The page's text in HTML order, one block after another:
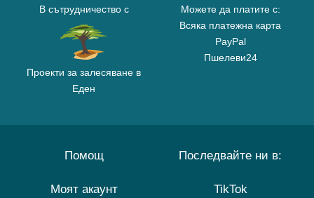
В сътрудничество с
Проекти за залесяване в
Еден
Можете да платите с:
Всяка платежна карта
PayPal
Пшелеви24
Помощ
Моят акаунт
Последвайте ни в:
TikTok